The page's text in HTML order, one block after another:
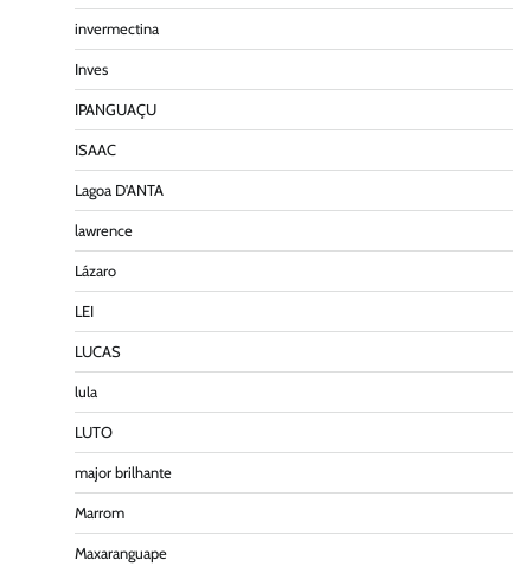
invermectina
Inves
IPANGUAÇU
ISAAC
Lagoa D'ANTA
lawrence
Lázaro
LEI
LUCAS
lula
LUTO
major brilhante
Marrom
Maxaranguape